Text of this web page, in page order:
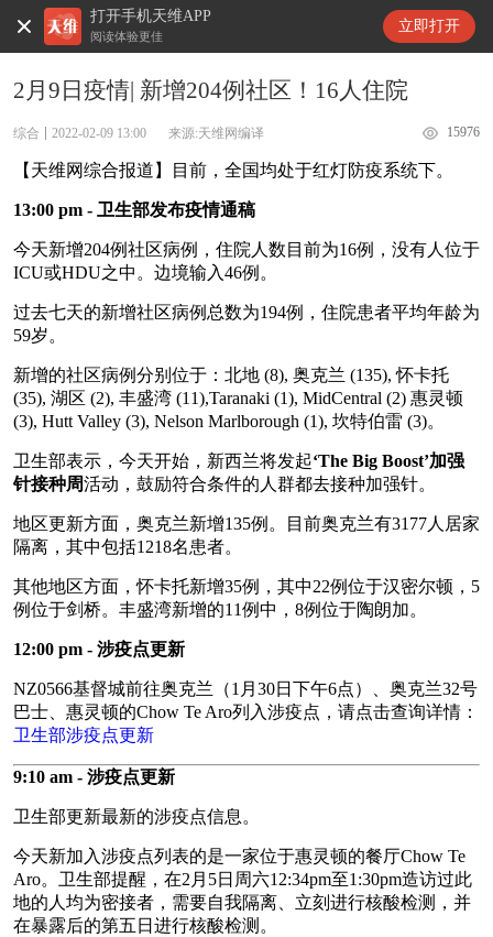
打开手机天维APP
阅读体验更佳
立即打开
天维新闻
2月9日疫情| 新增204例社区！16人住院
综合 2022-02-09 13:00 来源:天维网编译 15976
【天维网综合报道】目前，全国均处于红灯防疫系统下。
13:00 pm - 卫生部发布疫情通稿
今天新增204例社区病例，住院人数目前为16例，没有人位于
ICU或HDU之中。边境输入46例。
过去七天的新增社区病例总数为194例，住院患者平均年龄为
59岁。
新增的社区病例分别位于：北地 (8), 奥克兰 (135), 怀卡托
(35), 湖区 (2), 丰盛湾 (11),Taranaki (1), MidCentral (2) 惠灵顿
(3), Hutt Valley (3), Nelson Marlborough (1), 坎特伯雷 (3)。
卫生部表示，今天开始，新西兰将发起‘The Big Boost’加强
针接种周活动，鼓励符合条件的人群都去接种加强针。
地区更新方面，奥克兰新增135例。目前奥克兰有3177人居家
隔离，其中包括1218名患者。
其他地区方面，怀卡托新增35例，其中22例位于汉密尔顿，5
例位于剑桥。丰盛湾新增的11例中，8例位于陶朗加。
12:00 pm - 涉疫点更新
NZ0566基督城前往奥克兰（1月30日下午6点）、奥克兰32号
巴士、惠灵顿的Chow Te Aro列入涉疫点，请点击查询详情：
卫生部涉疫点更新
9:10 am - 涉疫点更新
卫生部更新最新的涉疫点信息。
今天新加入涉疫点列表的是一家位于惠灵顿的餐厅Chow Te
Aro。卫生部提醒，在2月5日周六12:34pm至1:30pm造访过此
地的人均为密接者，需要自我隔离、立刻进行核酸检测，并
在暴露后的第五日进行核酸检测。